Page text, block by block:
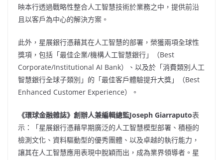
映本行透過戰略性整合人工智慧技術於業務之中，提供前沿
且以客戶為中心的解決方案。
此外，星展銀行憑藉其在人工智慧的部署，榮獲兩項全球性
獎項，包括「最佳企業/機構人工智慧銀行」（Best
Corporate/Institutional AI Bank）、以及於「消費類別人工
智慧銀行全球子類別」的「最佳客戶體驗提升大獎」（Best
Enhanced Customer Experience）。
《環球金融雜誌》創辦人兼編輯總監Joseph Giarraputo表
示：「星展銀行憑藉早期廣泛的人工智慧模型部署、積極的
檢測文化、資料驅動型的優秀團體、以及卓越的執行能力，
讓其在人工智慧應用表現中脫穎而出，成為業界領導者。星